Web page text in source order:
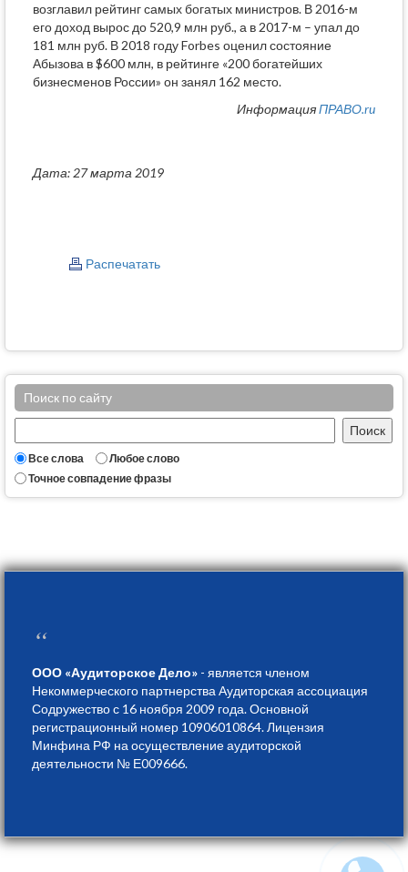
возглавил рейтинг самых богатых министров. В 2016-м
его доход вырос до 520,9 млн руб., а в 2017-м – упал до
181 млн руб. В 2018 году Forbes оценил состояние
Абызова в $600 млн, в рейтинге «200 богатейших
бизнесменов России» он занял 162 место.
ИнформацияПРАВО.ru
Дата: 27 марта 2019
Распечатать
Поиск по сайту
Все слова
Любое слово
Точное совпадение фразы
“
ООО «Аудиторское Дело» - является членом
Некоммерческого партнерства Аудиторская ассоциация
Содружество с 16 ноября 2009 года. Основной
регистрационный номер 10906010864. Лицензия
Минфина РФ на осуществление аудиторской
деятельности № Е009666.